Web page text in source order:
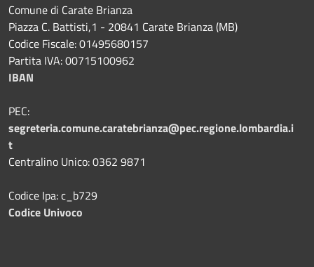
Comune di Carate Brianza
Piazza C. Battisti,1 - 20841 Carate Brianza (MB)
Codice Fiscale: 01495680157
Partita IVA: 00715100962
IBAN
PEC:
segreteria.comune.caratebrianza@pec.regione.lombardia.i
t
Centralino Unico: 0362 9871
Codice Ipa: c_b729
Codice Univoco